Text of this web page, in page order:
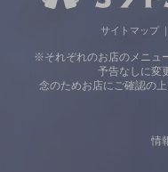
サイトマップ
※それぞれのお店のメニュ
予告なしに変
念のためお店にご確認の
情